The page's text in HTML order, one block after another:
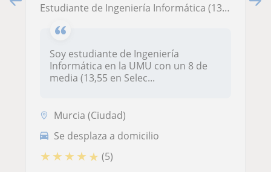
Estudiante de Ingeniería Informática (13,55 en Selectividad) da clases de Matemáticas, Física y Programación (Python/Java/C++)
Soy estudiante de Ingeniería
Informática en la UMU con un 8 de
media (13,55 en Selec...
Murcia (Ciudad)
Se desplaza a domicilio
★ ★ ★ ★ ★ (5)